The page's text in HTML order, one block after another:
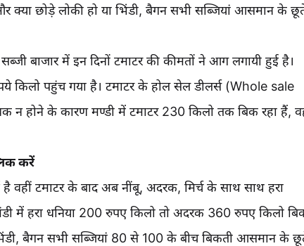
क्या छोड़े लोकी हो या भिंडी, बैगन सभी सब्जियां आसमान के
बाजार में इन दिनों टमाटर की कीमतों ने आग लगायी हुई है।
किलो पहुंच गया है। टमाटर के होल सेल डीलर्स (Whole sale
न होने के कारण मण्डी में टमाटर 230 किलो तक बिक रहा हैं,
करें
वहीं टमाटर के बाद अब नींबू, अदरक, मिर्च के साथ साथ हरा
में हरा धनिया 200 रुपए किलो तो अदरक 360 रुपए किलो
भिंडी, बैगन सभी सब्जियां 80 से 100 के बीच बिकती आसमान के